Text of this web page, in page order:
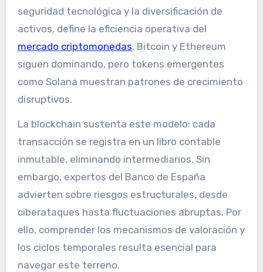
seguridad tecnológica y la diversificación de
activos, define la eficiencia operativa del
mercado criptomonedas. Bitcoin y Ethereum
siguen dominando, pero tokens emergentes
como Solana muestran patrones de crecimiento
disruptivos.
La blockchain sustenta este modelo: cada
transacción se registra en un libro contable
inmutable, eliminando intermediarios. Sin
embargo, expertos del Banco de España
advierten sobre riesgos estructurales, desde
ciberataques hasta fluctuaciones abruptas. Por
ello, comprender los mecanismos de valoración y
los ciclos temporales resulta esencial para
navegar este terreno.